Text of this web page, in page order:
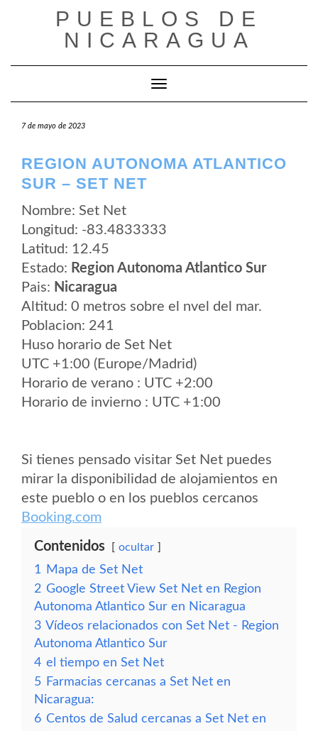
PUEBLOS DE
NICARAGUA
Cambiar modo de navegación
7 de mayo de 2023
REGION AUTONOMA ATLANTICO
SUR – SET NET
Nombre: Set Net
Longitud: -83.4833333
Latitud: 12.45
Estado: Region Autonoma Atlantico Sur
Pais: Nicaragua
Altitud: 0 metros sobre el nvel del mar.
Poblacion: 241
Huso horario de Set Net
UTC +1:00 (Europe/Madrid)
Horario de verano : UTC +2:00
Horario de invierno : UTC +1:00
Si tienes pensado visitar Set Net puedes
mirar la disponibilidad de alojamientos en
este pueblo o en los pueblos cercanos
Booking.com
Contenidos ocultar
1
Mapa de Set Net
2 Google Street View Set Net en Region
Autonoma Atlantico Sur en Nicaragua
3 Vídeos relacionados con Set Net - Region
Autonoma Atlantico Sur
4 el tiempo en Set Net
5 Farmacias cercanas a Set Net en
Nicaragua:
6 Centos de Salud cercanas a Set Net en